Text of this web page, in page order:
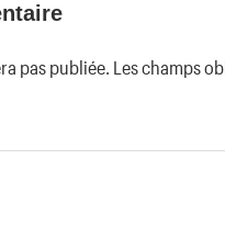
pas publiée. Les champs